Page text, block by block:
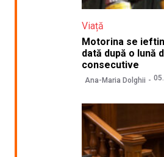
Viață
Motorina se
dată după o lună
consecutive
Ana-Maria Dolghii